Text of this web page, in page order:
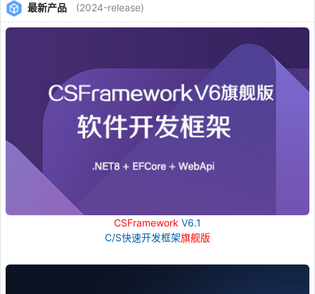
最新产品 (2024-release)
CSFramework V6.1
C/S快速开发框架旗舰版